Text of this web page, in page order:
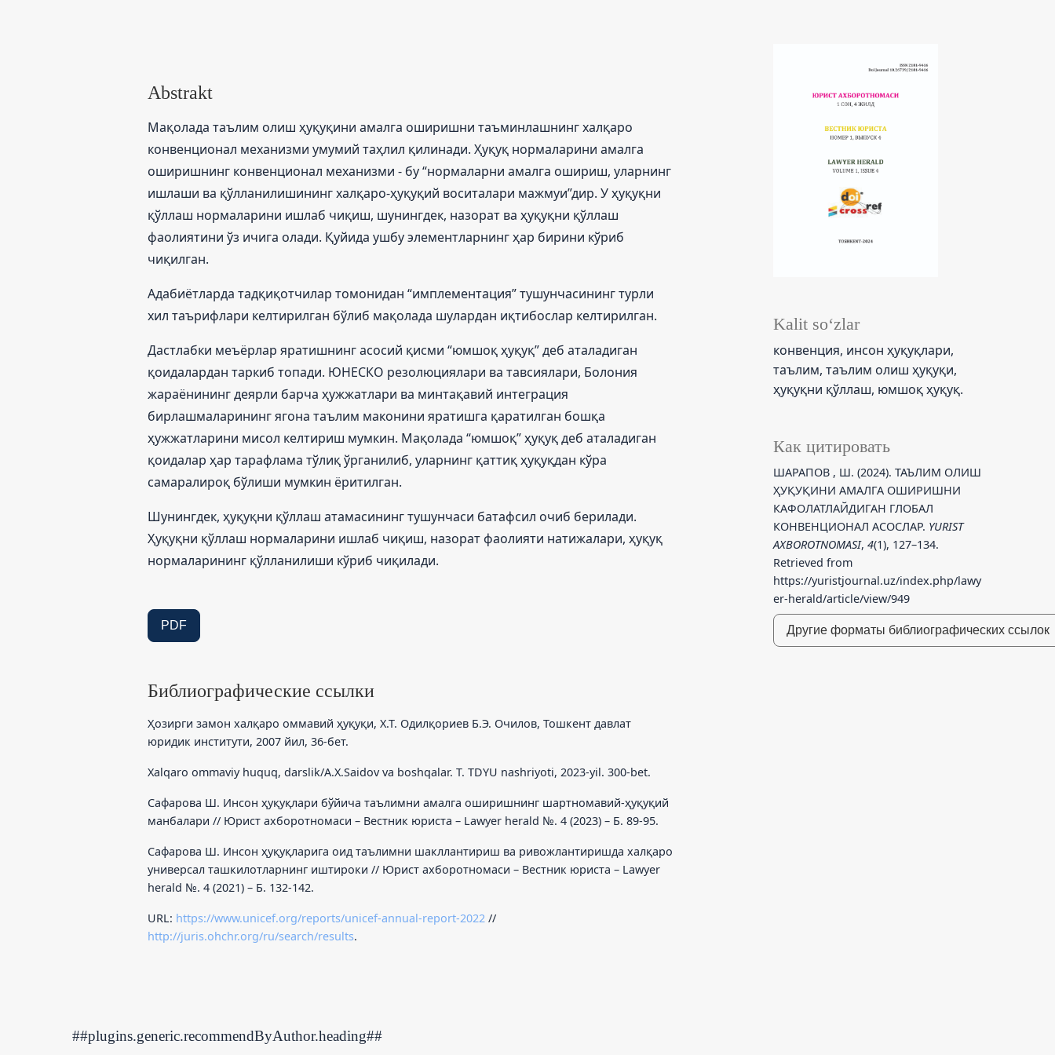
Kalit so‘zlar
конвенция, инсон ҳуқуқлари,
таълим, таълим олиш ҳуқуқи,
ҳуқуқни қўллаш, юмшоқ ҳуқуқ.
Как цитировать
ШАРАПОВ , Ш. (2024). ТАЪЛИМ ОЛИШ
ҲУҚУҚИНИ АМАЛГА ОШИРИШНИ
КАФОЛАТЛАЙДИГАН ГЛОБАЛ
КОНВЕНЦИОНАЛ АСОСЛАР. YURIST
AXBOROTNOMASI, 4(1), 127–134.
Retrieved from
https://yuristjournal.uz/index.php/lawy
er-herald/article/view/949
Другие форматы библиографических ссылок
Abstrakt
Мақолада таълим олиш ҳуқуқини амалга оширишни таъминлашнинг халқаро
конвенционал механизми умумий таҳлил қилинади. Ҳуқуқ нормаларини амалга
оширишнинг конвенционал механизми - бу “нормаларни амалга ошириш, уларнинг
ишлаши ва қўлланилишининг халқаро-ҳуқуқий воситалари мажмуи”дир. У ҳуқуқни
қўллаш нормаларини ишлаб чиқиш, шунингдек, назорат ва ҳуқуқни қўллаш
фаолиятини ўз ичига олади. Қуйида ушбу элементларнинг ҳар бирини кўриб
чиқилган.
Адабиётларда тадқиқотчилар томонидан “имплементация” тушунчасининг турли
хил таърифлари келтирилган бўлиб мақолада шулардан иқтибослар келтирилган.
Дастлабки меъёрлар яратишнинг асосий қисми “юмшоқ ҳуқуқ” деб аталадиган
қоидалардан таркиб топади. ЮНEСКО резолюциялари ва тавсиялари, Болония
жараёнининг деярли барча ҳужжатлари ва минтақавий интеграция
бирлашмаларининг ягона таълим маконини яратишга қаратилган бошқа
ҳужжатларини мисол келтириш мумкин. Мақолада “юмшоқ” ҳуқуқ деб аталадиган
қоидалар ҳар тарафлама тўлиқ ўрганилиб, уларнинг қаттиқ ҳуқуқдан кўра
самаралироқ бўлиши мумкин ёритилган.
Шунингдек, ҳуқуқни қўллаш атамасининг тушунчаси батафсил очиб берилади.
Ҳуқуқни қўллаш нормаларини ишлаб чиқиш, назорат фаолияти натижалари, ҳуқуқ
нормаларининг қўлланилиши кўриб чиқилади.
PDF
Библиографические ссылки
Ҳозирги замон халқаро оммавий ҳуқуқи, Х.Т. Одилқориев Б.Э. Очилов, Тошкент давлат
юридик институти, 2007 йил, 36-бет.
Xalqaro ommaviy huquq, darslik/A.X.Saidov va boshqalar. T. TDYU nashriyoti, 2023-yil. 300-bet.
Сафарова Ш. Инсон ҳуқуқлари бўйича таълимни амалга оширишнинг шартномавий-ҳуқуқий
манбалари // Юрист ахборотномаси – Вестник юриста – Lawyer herald №. 4 (2023) – Б. 89-95.
Сафарова Ш. Инсон ҳуқуқларига оид таълимни шакллантириш ва ривожлантиришда халқаро
универсал ташкилотларнинг иштироки // Юрист ахборотномаси – Вестник юриста – Lawyer
herald №. 4 (2021) – Б. 132-142.
URL: https://www.unicef.org/reports/unicef-annual-report-2022 //
http://juris.ohchr.org/ru/search/results.
##plugins.generic.recommendByAuthor.heading##